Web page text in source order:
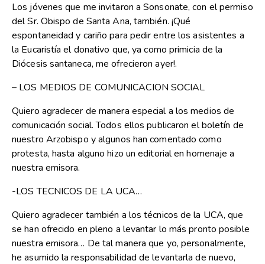
Los jóvenes que me invitaron a Sonsonate, con el permiso
del Sr. Obispo de Santa Ana, también. ¡Qué
espontaneidad y cariño para pedir entre los asistentes a
la Eucaristía el donativo que, ya como primicia de la
Diócesis santaneca, me ofrecieron ayer!.
– LOS MEDIOS DE COMUNICACION SOCIAL
Quiero agradecer de manera especial a los medios de
comunicación social. Todos ellos publicaron el boletín de
nuestro Arzobispo y algunos han comentado como
protesta, hasta alguno hizo un editorial en homenaje a
nuestra emisora.
-LOS TECNICOS DE LA UCA…
Quiero agradecer también a los técnicos de la UCA, que
se han ofrecido en pleno a levantar lo más pronto posible
nuestra emisora… De tal manera que yo, personalmente,
he asumido la responsabilidad de levantarla de nuevo,